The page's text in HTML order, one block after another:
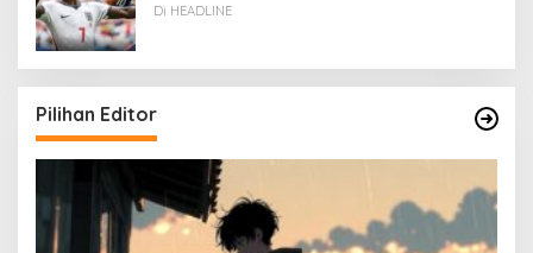
Di HEADLINE
Pilihan Editor